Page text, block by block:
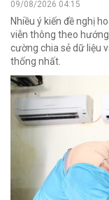
09/08/2026 04:15
Nhiều ý kiến đề nghị
viễn thông theo
cường chia sẻ dữ liệu
thống nhất.